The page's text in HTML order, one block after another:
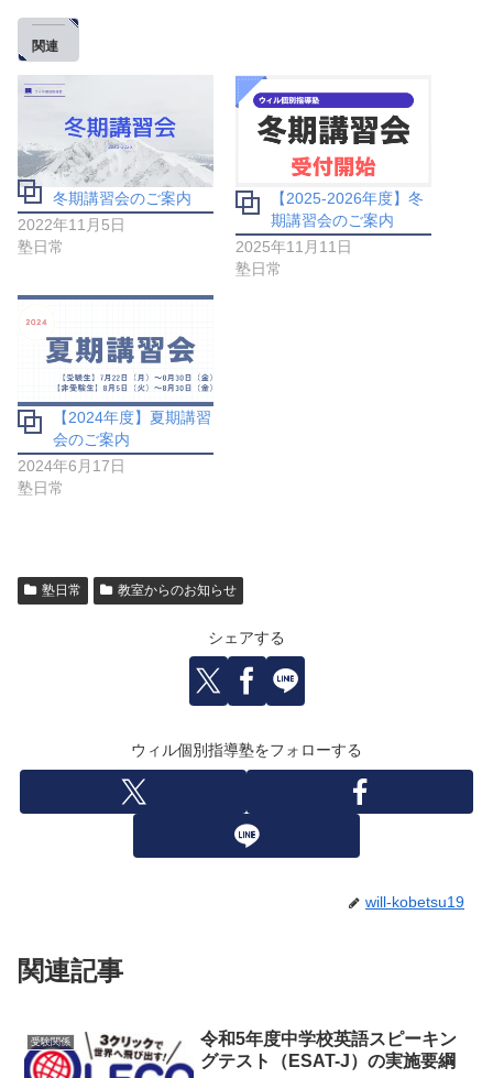
関連
冬期講習会のご案内
2022年11月5日
塾日常
【2025-2026年度】冬
期講習会のご案内
2025年11月11日
塾日常
【2024年度】夏期講習
会のご案内
2024年6月17日
塾日常
塾日常 教室からのお知らせ
シェアする
ウィル個別指導塾をフォローする
will-kobetsu19
関連記事
受験関係
令和5年度中学校英語スピーキン
グテスト（ESAT-J）の実施要綱